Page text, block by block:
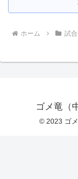
ホーム 試合
ゴメ竜（
© 2023 ゴ